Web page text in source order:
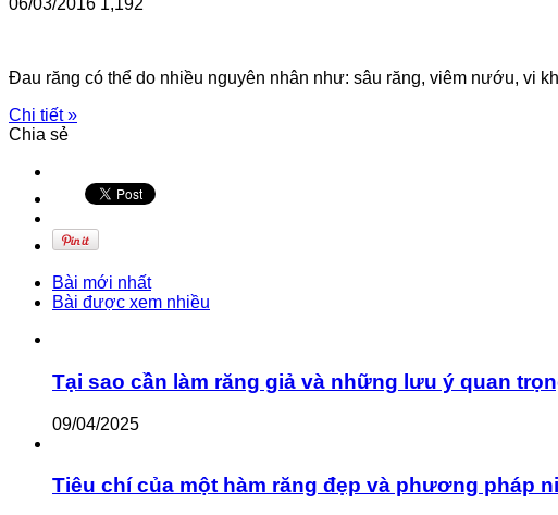
06/03/2016 1,192
Đau răng có thể do nhiều nguyên nhân như: sâu răng, viêm nướu, vi
Chi tiết »
Chia sẻ
Bài mới nhất
Bài được xem nhiều
Tại sao cần làm răng giả và những lưu ý quan
09/04/2025
Tiêu chí của một hàm răng đẹp và phương pháp